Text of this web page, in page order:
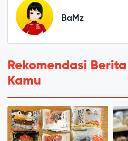
BaMz
Rekomendasi
Kamu